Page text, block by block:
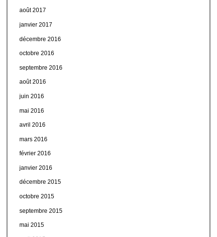
août 2017
janvier 2017
décembre 2016
octobre 2016
septembre 2016
août 2016
juin 2016
mai 2016
avril 2016
mars 2016
février 2016
janvier 2016
décembre 2015
octobre 2015
septembre 2015
mai 2015